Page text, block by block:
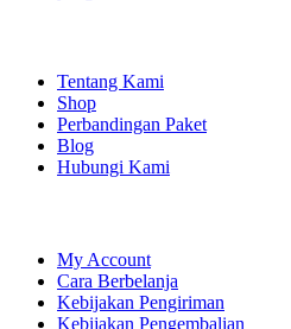
Tentang Kami
Shop
Perbandingan Paket
Blog
Hubungi Kami
My Account
Cara Berbelanja
Kebijakan Pengiriman
Kebijakan Pengembalian